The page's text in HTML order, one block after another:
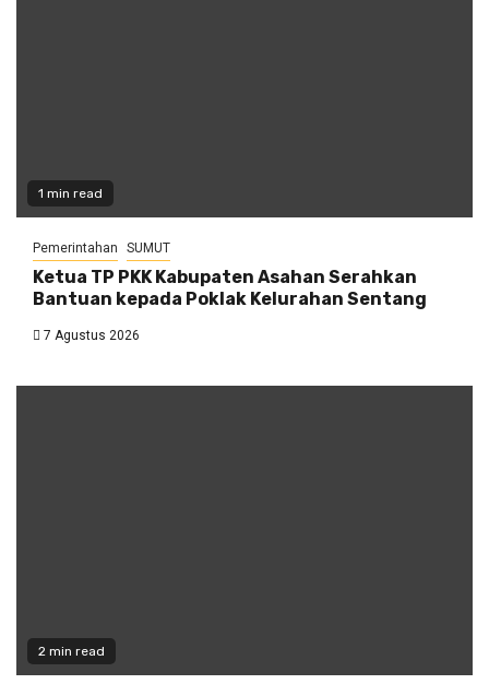
1 min read
Pemerintahan SUMUT
Ketua TP PKK Kabupaten Asahan Serahkan
Bantuan kepada Poklak Kelurahan Sentang
7 Agustus 2026
2 min read